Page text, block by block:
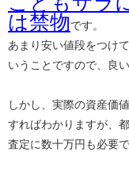
は禁物です。
あまり安い値段をつけ
いうことですので、良
しかし、実際の資産価
すればわかりますが、
査定に数十万円も必要で